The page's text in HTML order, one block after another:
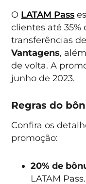
O LATAM Pass
clientes até 35%
transferências
Vantagens,
de volta. A
junho de 2023.
Regras do
Confira os
promoção:
20% de
LATAM Pass.